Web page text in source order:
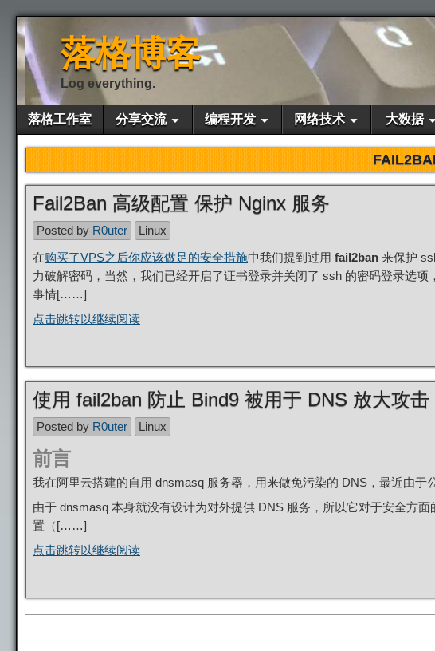
落格博客
Log everything.
落格工作室 分享交流 编程开发 网络技术 大数据
Fail2Ban 高级配置 保护 Nginx 服务
Posted by R0uter
Linux
在购买了VPS之后你应该做足的安全措施中我们提到过用 fail2ban 来保护
力破解密码，当然，我们已经开启了证书登录并关闭了 ssh 的密码登录选项
事情[……]
点击跳转以继续阅读
使用 fail2ban 防止 Bind9 被用于 DNS 放大攻击
Posted by R0uter Linux
前言
我在阿里云搭建的自用 dnsmasq 服务器，用来做免污染的 DNS，最近由
由于 dnsmasq 本身就没有设计为对外提供 DNS 服务，所以它对于安全方
置（[……]
点击跳转以继续阅读